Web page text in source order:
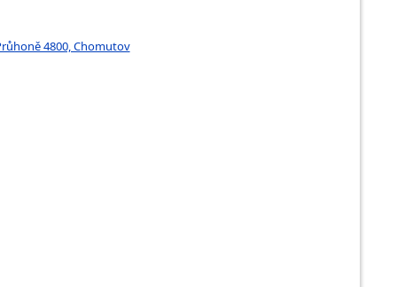
4800, Chomutov